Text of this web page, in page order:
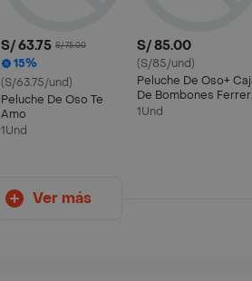
S/ 63.75 S/ 75.00
15%
(S/63.75/und)
Peluche De Oso Te
Amo
1Und
S/ 85.00
(S/85/und)
Peluche De Oso+
De Bombones
Rocher X 4und +
1Und
Ver más